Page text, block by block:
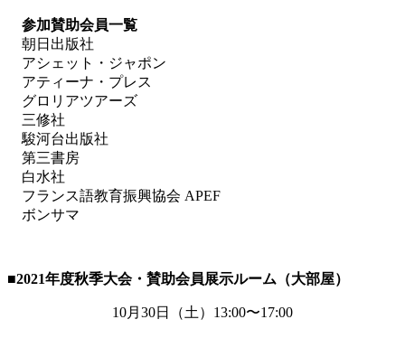
参加賛助会員一覧
朝日出版社
アシェット・ジャポン
アティーナ・プレス
グロリアツアーズ
三修社
駿河台出版社
第三書房
白水社
フランス語教育振興協会 APEF
ボンサマ
■2021年度秋季大会・賛助会員展示ルーム（大部屋）
10月 30日（土） 13:00〜17:00